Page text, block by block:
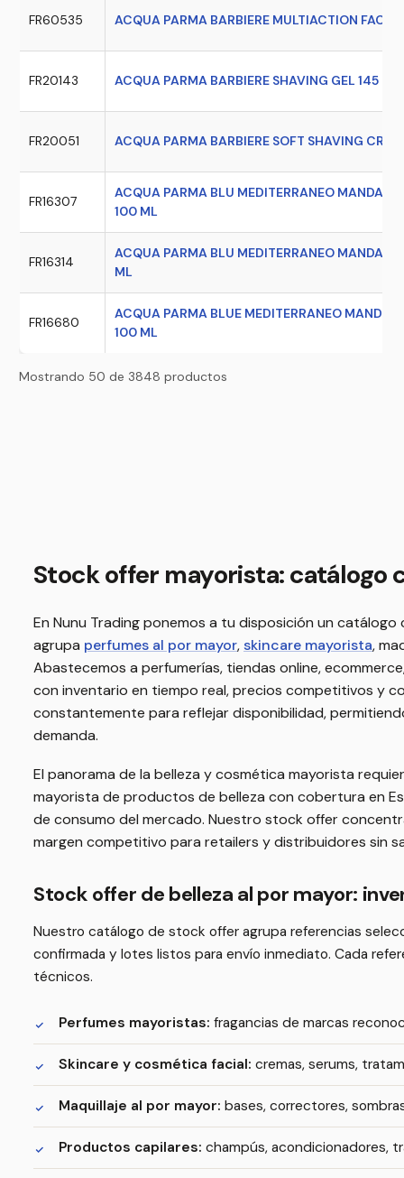
FR60535 ACQUA PARMA BARBIERE MULTIACTION FACE
FR20143 ACQUA PARMA BARBIERE SHAVING GEL 145 GR
FR20051 ACQUA PARMA BARBIERE SOFT SHAVING
FR16307
ACQUA PARMA BLU MEDITERRANEO
100 ML
FR16314
ACQUA PARMA BLU MEDITERRANEO
ML
FR16680
ACQUA PARMA BLUE MEDITERRANEO
100 ML
Mostrando 50 de 3848 productos
Stock offer mayorista: catálogo
En Nunu Trading ponemos a tu disposición un
agrupa perfumes al por mayor,skincare mayorista,
Abastecemos a perfumerías, tiendas online,
con inventario en tiempo real, precios competitivos y
constantemente para reflejar disponibilidad,
demanda.
El panorama de la belleza y cosmética mayorista
mayorista de productos de belleza con cobertura en
de consumo del mercado. Nuestro stock offer
margen competitivo para retailers y distribuidores sin
Stock offer de belleza al por mayor:
Nuestro catálogo de stock offer agrupa referencias
confirmada y lotes listos para envío inmediato. Cada
técnicos.
Perfumes mayoristas: fragancias de marcas
Skincare y cosmética facial: cremas, serums,
Maquillaje al por mayor: bases, correctores,
Productos capilares: champús, acondicionadores,